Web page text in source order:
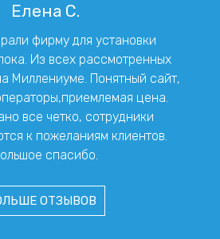
Елена С.
фирму для установки
Из всех рассмотренных
Миллениуме. Понятный сайт,
цена.
все четко, сотрудники
к пожеланиям клиентов.
спасибо.
ОТЗЫВОВ